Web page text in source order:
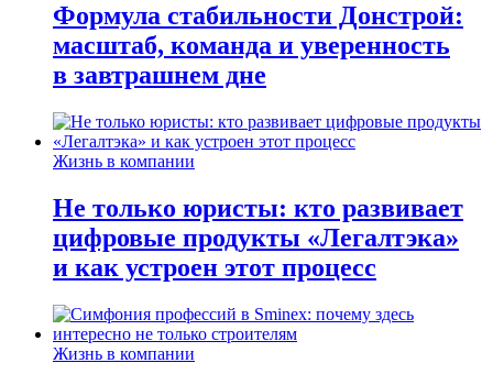
Формула стабильности Донстрой:
масштаб, команда и уверенность
в завтрашнем дне
Жизнь в компании
Не только юристы: кто развивает
цифровые продукты «Легалтэка»
и как устроен этот процесс
Жизнь в компании